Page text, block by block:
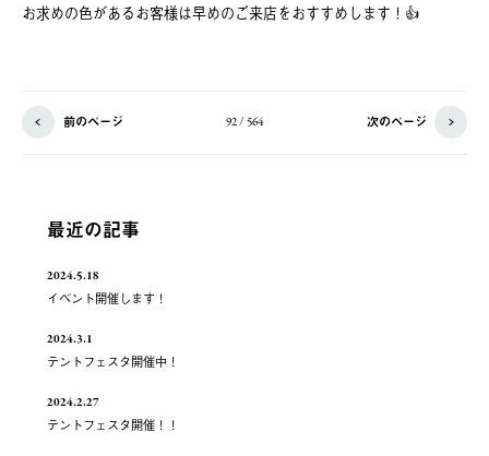
お求めの色があるお客様は早めのご来店をおすすめします！👍
前のページ 92 / 564 次のページ
最近の記事
2024.5.18
イベント開催します！
2024.3.1
テントフェスタ開催中！
2024.2.27
テントフェスタ開催！！